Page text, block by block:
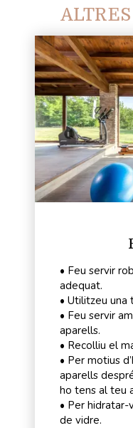
• Feu servir
adequat.
• Utilitzeu una
• Feu servir
aparells.
• Recolliu el
• Per motius
aparells
ho tens al teu
• Per
de vidre.